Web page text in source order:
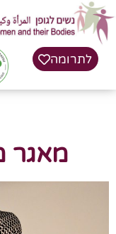
לתרומה
מאגר